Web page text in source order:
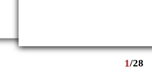
1/28